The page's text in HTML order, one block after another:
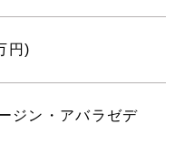
円)
ジン・アバラゼデ